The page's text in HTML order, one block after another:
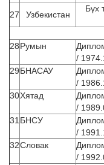
27
Узбекистан
Бүх
28Румын
/
29БНАСАУ
/
30Хятад
/
31 БНСУ
/
32Словак
/